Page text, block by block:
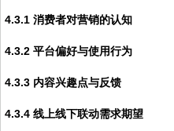
4.3.1 消费者对营销的认知
4.3.2 平台偏好与使用行为
4.3.3 内容兴趣点与反馈
4.3.4 线上线下联动需求期望